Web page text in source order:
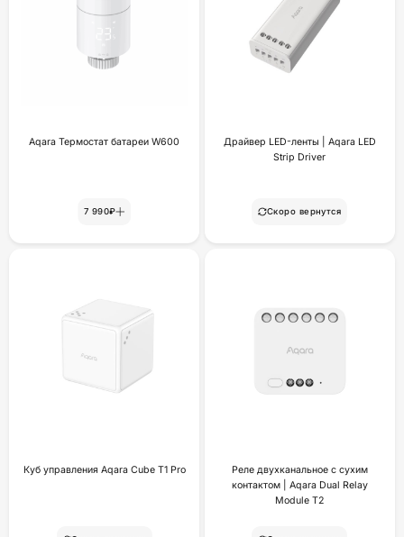
Aqara Термостат батареи W600
7 990₽
Драйвер LED-ленты | Aqara LED
Strip Driver
Скоро вернутся
Куб управления Aqara Cube T1 Pro
Реле двухканальное с сухим
контактом | Aqara Dual Relay
Module T2